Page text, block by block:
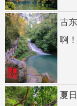
古
啊！
夏